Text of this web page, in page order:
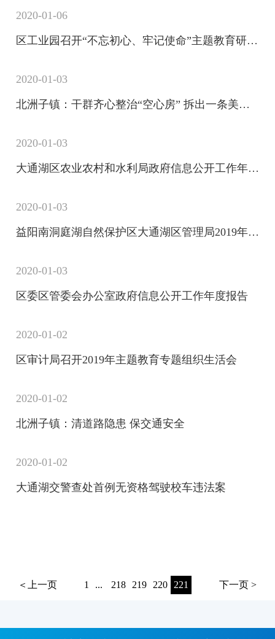
2020-01-06
区工业园召开“不忘初心、牢记使命”主题教育研讨交流会
2020-01-03
北洲子镇：干群齐心整治“空心房” 拆出一条美丽风景线
2020-01-03
大通湖区农业农村和水利局政府信息公开工作年度报告
2020-01-03
益阳南洞庭湖自然保护区大通湖区管理局2019年度政府信息公开工作年度报告
2020-01-03
区委区管委会办公室政府信息公开工作年度报告
2020-01-02
区审计局召开2019年主题教育专题组织生活会
2020-01-02
北洲子镇：清道路隐患 保交通安全
2020-01-02
大通湖交警查处首例无资格驾驶校车违法案
＜上一页 1 ... 218 219 220 221 下一页 >